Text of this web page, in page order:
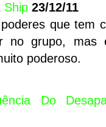
Ship 23/12/11
que tem
no grupo, mas
poderoso.
Do